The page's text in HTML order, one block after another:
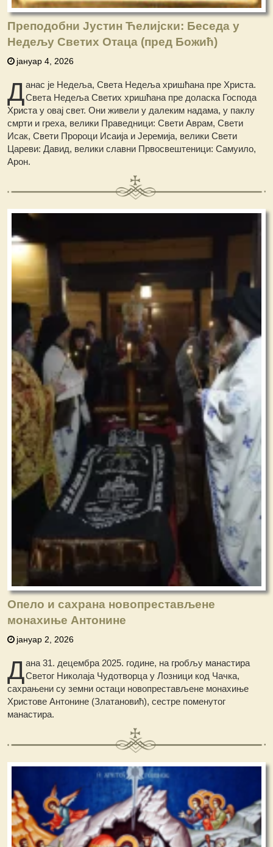
Преподобни Јустин Ћелијски: Беседа у
Недељу Светих Отаца (пред Божић)
јануар 4, 2026
Данас је Недеља, Света Недеља хришћана пре Христа.
Света Недеља Светих хришћана пре доласка Господа
Христа у овај свет. Они живели у далеким надама, у паклу
смрти и греха, велики Праведници: Свети Аврам, Свети
Исак, Свети Пророци Исаија и Јеремија, велики Свети
Цареви: Давид, велики славни Првосвештеници: Самуило,
Арон.
Опело и сахрана новопрестављене
монахиње Антонине
јануар 2, 2026
Дана 31. децембра 2025. године, на гробљу манастира
Светог Николаја Чудотворца у Лозници код Чачка,
сахрањени су земни остаци новопрестављене монахиње
Христове Антонине (Златановић), сестре поменутог
манастира.